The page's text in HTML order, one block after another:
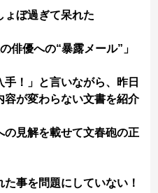
ょぼ過ぎて呆れた
俳優への“暴露メール”」
手！」と言いながら、昨日
容が変わらない文書を紹介
の見解を載せて文春砲の正
た事を問題にしていない！